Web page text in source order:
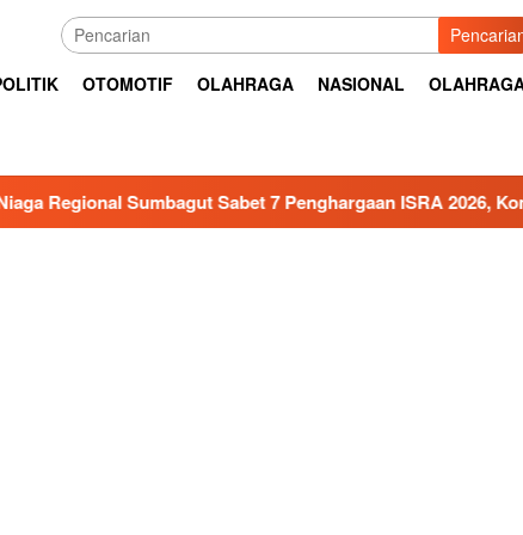
OTOMOTIF OLAHRAGA NASIONAL
Sabet 7 Penghargaan ISRA 2026, Komitmen Nyata